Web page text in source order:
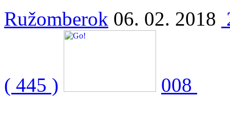
Ružomberok 06. 02. 2018
( 445 ) 008